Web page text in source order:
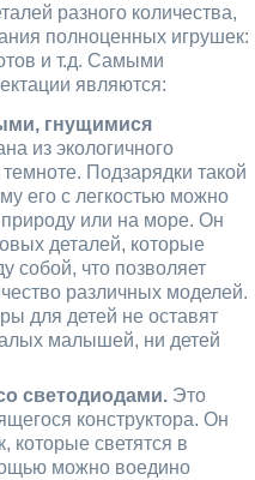
разного количества,
полноценных игрушек:
и т.д. Самыми
являются:
гнущимися
из экологичного
Подзарядки такой
его с легкостью можно
природу или на море. Он
деталей, которые
собой, что позволяет
различных моделей.
для детей не оставят
малышей, ни детей
светодиодами.Это
конструктора. Он
которые светятся в
можно воедино